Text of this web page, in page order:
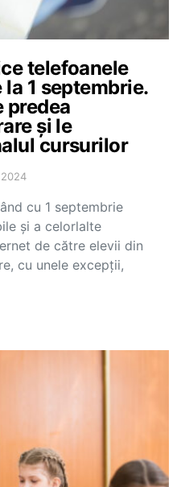
telefoanele
1 septembrie.
predea
și le
cursurilor
cu 1 septembrie
şi a celorlalte
de către elevii din
cu unele excepţii,